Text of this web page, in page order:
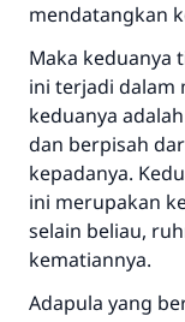
mendatangkan
Maka keduanya
ini terjadi dalam
keduanya
dan berpisah
kepadanya.
ini merupakan
selain beliau,
kematiannya.
Adapula yang